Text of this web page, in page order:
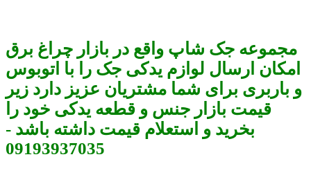
مجموعه جک شاپ واقع در بازار چراغ برق
امکان ارسال لوازم یدکی جک را با اتوبوس
و باربری برای شما مشتریان عزیز دارد زیر
قیمت بازار جنس و قطعه یدکی خود را
بخرید و استعلام قیمت داشته باشد -
09193937035